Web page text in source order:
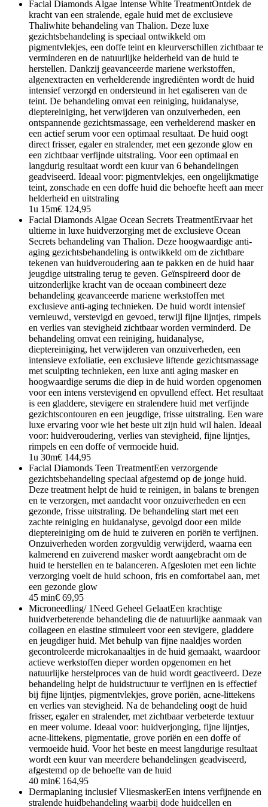
Facial Diamonds Algae Intense White TreatmentOntdek de
kracht van een stralende, egale huid met de exclusieve
Thaliwhite behandeling van Thalion. Deze luxe
gezichtsbehandeling is speciaal ontwikkeld om
pigmentvlekjes, een doffe teint en kleurverschillen zichtbaar te
verminderen en de natuurlijke helderheid van de huid te
herstellen. Dankzij geavanceerde mariene werkstoffen,
algenextracten en verhelderende ingrediënten wordt de huid
intensief verzorgd en ondersteund in het egaliseren van de
teint. De behandeling omvat een reiniging, huidanalyse,
dieptereiniging, het verwijderen van onzuiverheden, een
ontspannende gezichtsmassage, een verhelderend masker en
een actief serum voor een optimaal resultaat. De huid oogt
direct frisser, egaler en stralender, met een gezonde glow en
een zichtbaar verfijnde uitstraling. Voor een optimaal en
langdurig resultaat wordt een kuur van 6 behandelingen
geadviseerd. Ideaal voor: pigmentvlekjes, een ongelijkmatige
teint, zonschade en een doffe huid die behoefte heeft aan meer
helderheid en uitstraling
1u 15m€ 124,95
Facial Diamonds Algae Ocean Secrets TreatmentErvaar het
ultieme in luxe huidverzorging met de exclusieve Ocean
Secrets behandeling van Thalion. Deze hoogwaardige anti-
aging gezichtsbehandeling is ontwikkeld om de zichtbare
tekenen van huidveroudering aan te pakken en de huid haar
jeugdige uitstraling terug te geven. Geïnspireerd door de
uitzonderlijke kracht van de oceaan combineert deze
behandeling geavanceerde mariene werkstoffen met
exclusieve anti-aging technieken. De huid wordt intensief
vernieuwd, verstevigd en gevoed, terwijl fijne lijntjes, rimpels
en verlies van stevigheid zichtbaar worden verminderd. De
behandeling omvat een reiniging, huidanalyse,
dieptereiniging, het verwijderen van onzuiverheden, een
intensieve exfoliatie, een exclusieve liftende gezichtsmassage
met sculpting technieken, een luxe anti aging masker en
hoogwaardige serums die diep in de huid worden opgenomen
voor een intens verstevigend en opvullend effect. Het resultaat
is een gladdere, stevigere en stralendere huid met verfijnde
gezichtscontouren en een jeugdige, frisse uitstraling. Een ware
luxe ervaring voor wie het beste uit zijn huid wil halen. Ideaal
voor: huidveroudering, verlies van stevigheid, fijne lijntjes,
rimpels en een doffe of vermoeide huid.
1u 30m€ 144,95
Facial Diamonds Teen TreatmentEen verzorgende
gezichtsbehandeling speciaal afgestemd op de jonge huid.
Deze treatment helpt de huid te reinigen, in balans te brengen
en te verzorgen, met aandacht voor onzuiverheden en een
gezonde, frisse uitstraling. De behandeling start met een
zachte reiniging en huidanalyse, gevolgd door een milde
dieptereiniging om de huid te zuiveren en poriën te verfijnen.
Onzuiverheden worden zorgvuldig verwijderd, waarna een
kalmerend en zuiverend masker wordt aangebracht om de
huid te herstellen en te balanceren. Afgesloten met een lichte
verzorging voelt de huid schoon, fris en comfortabel aan, met
een gezonde glow
45 min€ 69,95
Microneedling/ 1Need Geheel GelaatEen krachtige
huidverbeterende behandeling die de natuurlijke aanmaak van
collageen en elastine stimuleert voor een stevigere, gladdere
en jeugdiger huid. Met behulp van fijne naaldjes worden
gecontroleerde microkanaaltjes in de huid gemaakt, waardoor
actieve werkstoffen dieper worden opgenomen en het
natuurlijke herstelproces van de huid wordt geactiveerd. Deze
behandeling helpt de huidstructuur te verfijnen en is effectief
bij fijne lijntjes, pigmentvlekjes, grove poriën, acne-littekens
en verlies van stevigheid. Na de behandeling oogt de huid
frisser, egaler en stralender, met zichtbaar verbeterde textuur
en meer volume. Ideaal voor: huidverjonging, fijne lijntjes,
acne-littekens, pigmentatie, grove poriën en een doffe of
vermoeide huid. Voor het beste en meest langdurige resultaat
wordt een kuur van meerdere behandelingen geadviseerd,
afgestemd op de behoefte van de huid
40 min€ 164,95
Dermaplaning inclusief VliesmaskerEen intens verfijnende en
stralende huidbehandeling waarbij dode huidcellen en